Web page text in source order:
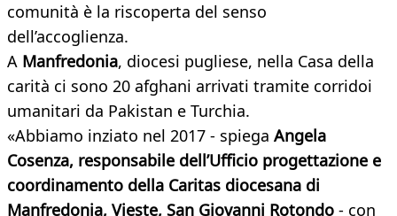
comunità è la riscoperta del senso
dell’accoglienza.
A Manfredonia, diocesi pugliese, nella Casa della
carità ci sono 20 afghani arrivati tramite corridoi
umanitari da Pakistan e Turchia.
«Abbiamo inziato nel 2017 - spiega Angela
Cosenza, responsabile dell’Ufficio progettazione e
coordinamento della Caritas diocesana di
Manfredonia, Vieste, San Giovanni Rotondo - con